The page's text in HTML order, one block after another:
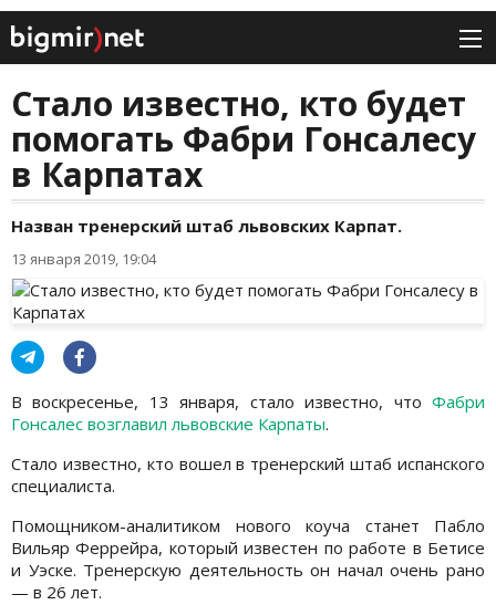
Стало известно, кто будет
помогать Фабри Гонсалесу
в Карпатах
Назван тренерский штаб львовских Карпат.
13 января 2019, 19:04
В воскресенье, 13 января, стало известно, что Фабри
Гонсалес возглавил львовские Карпаты.
Стало известно, кто вошел в тренерский штаб испанского
специалиста.
Помощником-аналитиком нового коуча станет Пабло
Вильяр Феррейра, который известен по работе в Бетисе
и Уэске. Тренерскую деятельность он начал очень рано
— в 26 лет.